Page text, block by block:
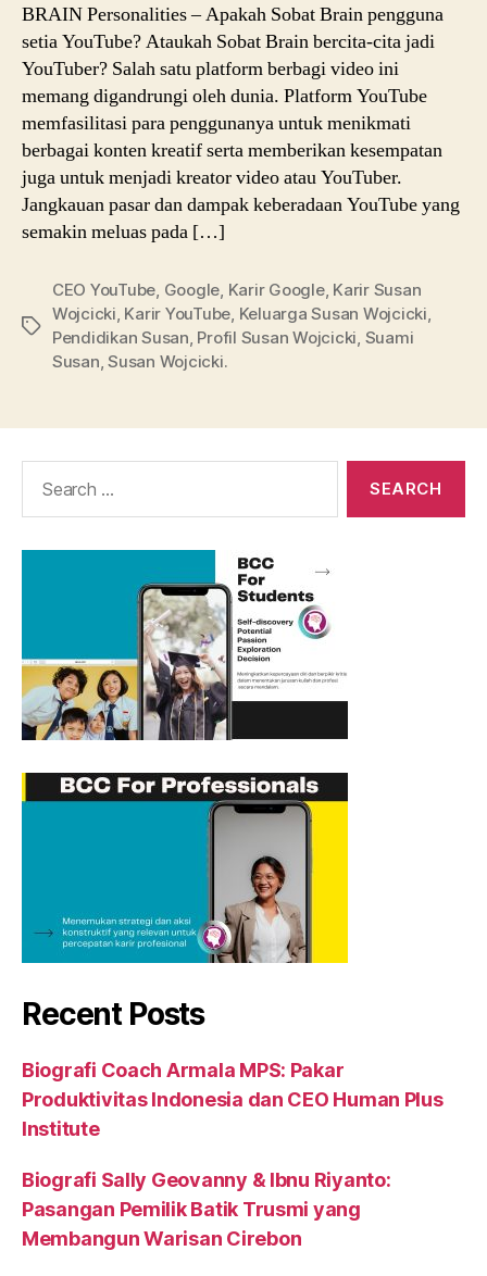
BRAIN Personalities – Apakah Sobat Brain pengguna
setia YouTube? Ataukah Sobat Brain bercita-cita jadi
YouTuber? Salah satu platform berbagi video ini
memang digandrungi oleh dunia. Platform YouTube
memfasilitasi para penggunanya untuk menikmati
berbagai konten kreatif serta memberikan kesempatan
juga untuk menjadi kreator video atau YouTuber.
Jangkauan pasar dan dampak keberadaan YouTube yang
semakin meluas pada […]
Tags
CEO YouTube Google Karir Google, Karir Susan
Wojcicki Karir YouTube Keluarga Susan Wojcicki
Pendidikan Susan Profil Susan Wojcicki Suami
Susan ,Susan Wojcicki.
Recent Posts
Biografi Coach Armala MPS: Pakar
Produktivitas Indonesia dan CEO Human Plus
Institute
Biografi Sally Geovanny & Ibnu Riyanto:
Pasangan Pemilik Batik Trusmi yang
Membangun Warisan Cirebon